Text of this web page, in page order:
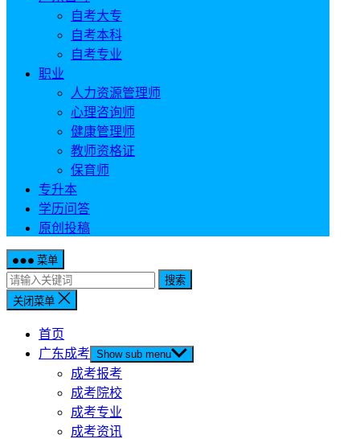
自考大专
自考本科
自考专业
职业
人力资源管理师
心理咨询师
健康管理师
教师资格证
保育师
专升本
学历问答
原创投稿
菜单
搜索
关闭菜单
首页
广东成考 Show sub menu
成考报考
成考院校
成考专业
成考资讯